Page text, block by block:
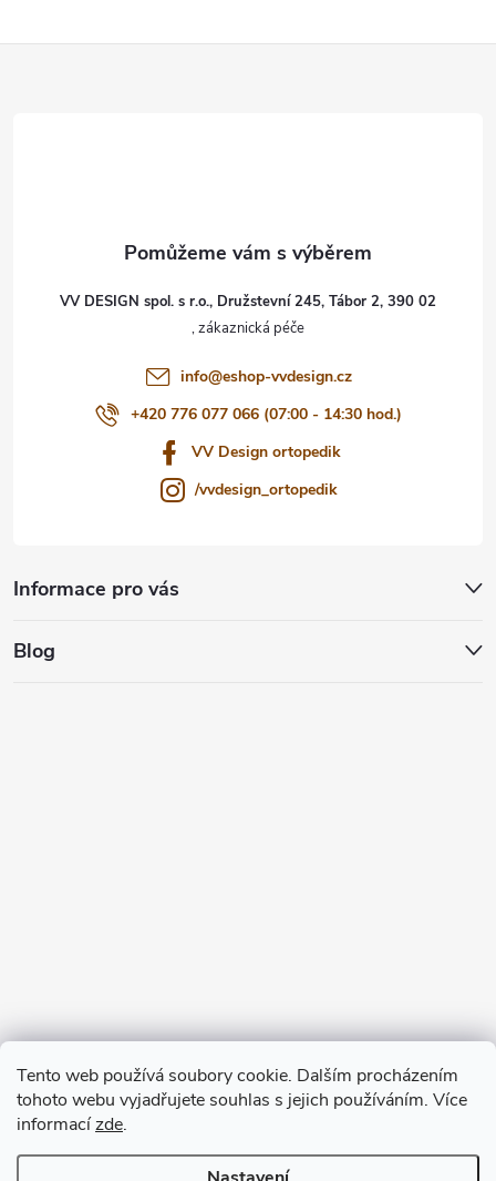
Tento web používá soubory cookie. Dalším procházením
tohoto webu vyjadřujete souhlas s jejich používáním. Více
informacízde.
VV DESIGN spol. s r.o., Družstevní 245, Tábor 2, 390 02
info@eshop-vvdesign.cz
+420 776 077 066 (07:00 - 14:30 hod.)
VV Design ortopedik
/vvdesign_ortopedik
Informace pro vás
Blog